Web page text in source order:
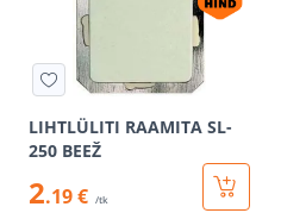
LIHTLÜLITI RAAMITA SL-
250 BEEŽ
2.19 € /tk